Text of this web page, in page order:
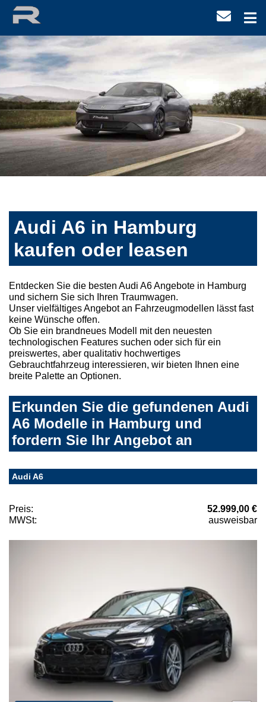
Audi A6 in Hamburg
kaufen oder leasen
Entdecken Sie die besten Audi A6 Angebote in Hamburg
und sichern Sie sich Ihren Traumwagen.
Unser vielfältiges Angebot an Fahrzeugmodellen lässt fast
keine Wünsche offen.
Ob Sie ein brandneues Modell mit den neuesten
technologischen Features suchen oder sich für ein
preiswertes, aber qualitativ hochwertiges
Gebrauchtfahrzeug interessieren, wir bieten Ihnen eine
breite Palette an Optionen.
Erkunden Sie die gefundenen Audi
A6 Modelle in Hamburg und
fordern Sie Ihr Angebot an
Audi A6
Preis:
52.999,00 €
MWSt:
ausweisbar